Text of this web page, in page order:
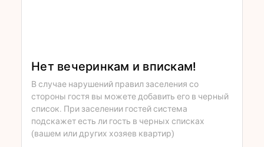
Нет вечеринкам и впискам!
В случае нарушений правил заселения со
стороны гостя вы можете добавить его в черный
список. При заселении гостей система
подскажет есть ли гость в черных списках
(вашем или других хозяев квартир)